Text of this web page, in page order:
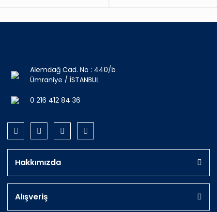
Alemdağ Cad. No : 440/b
Ümraniye / İSTANBUL
0 216 412 84 36
Hakkımızda
Alışveriş